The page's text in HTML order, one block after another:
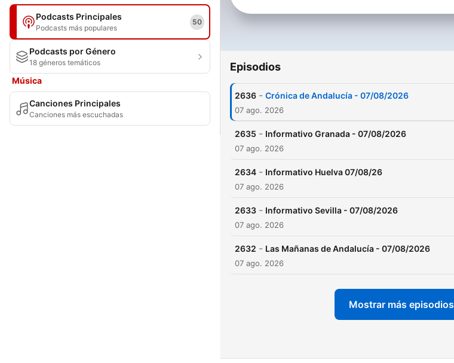
Podcasts Principales
Podcasts más populares
50
Podcasts por Género
18 géneros temáticos
Música
Canciones Principales
Canciones más escuchadas
Episodios
2636 - Crónica de Andalucía - 07/08/2026
07 ago. 2026
2635 - Informativo Granada - 07/08/2026
07 ago. 2026
2634 - Informativo Huelva 07/08/26
07 ago. 2026
2633 - Informativo Sevilla - 07/08/2026
07 ago. 2026
2632 - Las Mañanas de Andalucía - 07/08/2026
07 ago. 2026
Mostrar más episodios